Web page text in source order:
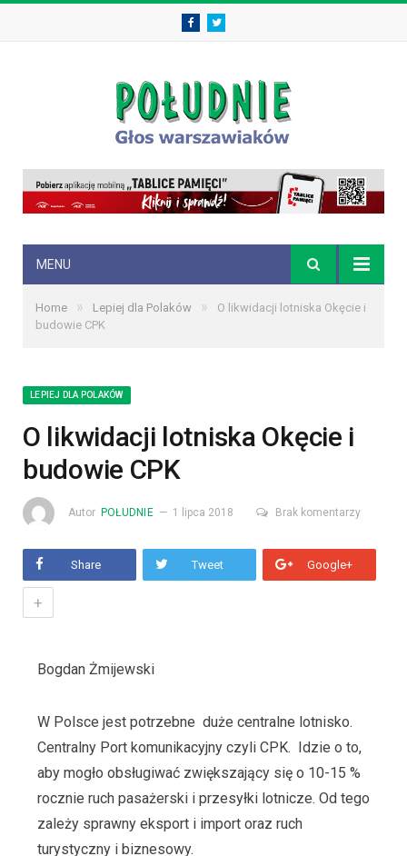
FacebookTwitter
MENU
Home » Lepiej dla Polaków »
O likwidacji lotniska Okęcie i
budowie CPK
LEPIEJ DLA POLAKÓW
O likwidacji lotniska Okęcie i
budowie CPK
Autor POŁUDNIE 1 lipca 2018 Brak komentarzy
Share Tweet Google+
+
Bogdan Żmijewski
W Polsce jest potrzebne duże centralne lotnisko.
Centralny Port komunikacyjny czyli CPK. Idzie o to,
aby mogło obsługiwać zwiększający się o 10-15 %
rocznie ruch pasażerski i przesyłki lotnicze. Od tego
zależy sprawny eksport i import oraz ruch
turystyczny i biznesowy.